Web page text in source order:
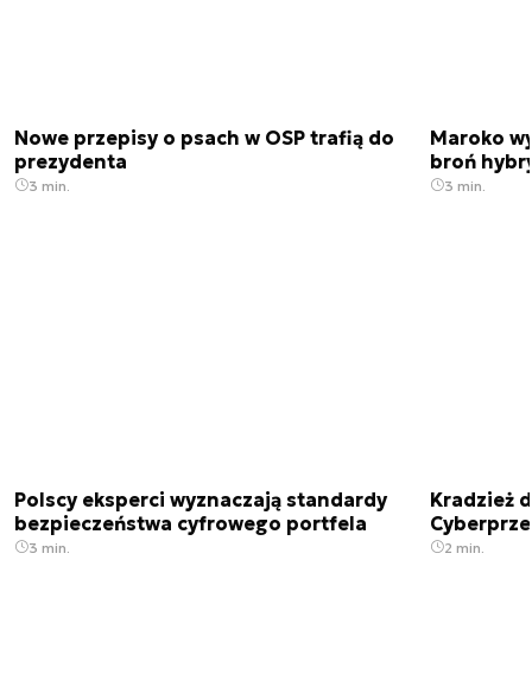
Nowe przepisy o psach w OSP trafią do
prezydenta
3 min.
Maroko
broń
3 min.
Polscy eksperci wyznaczają standardy
bezpieczeństwa cyfrowego portfela
3 min.
Kradzież
2 min.